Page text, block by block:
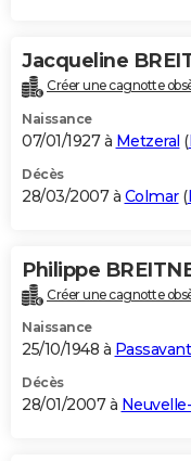
Jacqueline
Créer une cagnotte
Naissance
07/01/1927 à Metzeral (
Décès
28/03/2007 à Colmar(
Philippe
Créer une cagnotte
Naissance
25/10/1948 à
Décès
28/01/2007 à